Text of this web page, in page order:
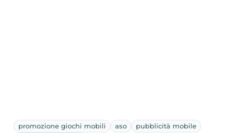
promozione giochi mobili aso
pubblicità mobile